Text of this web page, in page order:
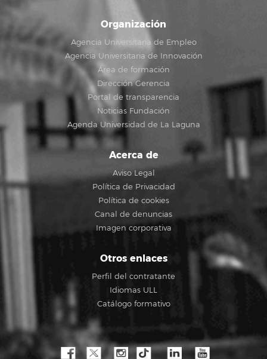
Organización
Agencia Universitaria de Empleo
Agencia Universitaria de Innovación
Área de formación
Dirección Gerencia
Portal de transparencia
Noticias Fundación
Agenda Universidad de La Laguna
Acerca de
Aviso Legal
Política de Privacidad
Política de cookies
Canal de denuncias
Imagen corporativa
Otros enlaces
Perfil del contratante
Idiomas ULL
Catálogo formativo